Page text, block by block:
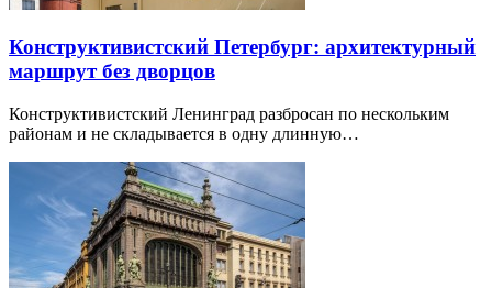
Конструктивистский Петербург: архитектурный
маршрут без дворцов
Конструктивистский Ленинград разбросан по нескольким
районам и не складывается в одну длинную…